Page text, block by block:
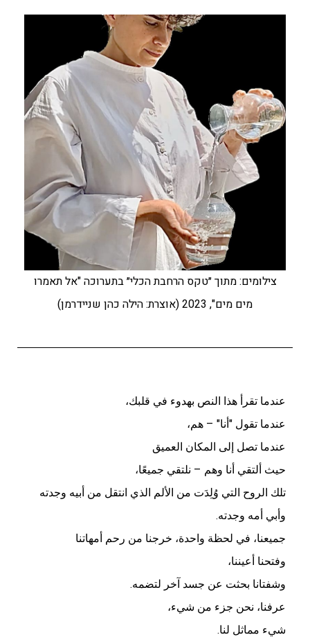
צילומים: מתוך ״טקס הרחבת הכלי״ בתערוכה "אל תאמרו
מים מים", 2023 (אוצרת: הילה כהן שניידרמן)
عندما تقرأ هذا النص بهدوء في قلبك،
عندما تقول "أنا" – هم،
عندما تصل إلى المكان العميق
حيث ألتقي أنا وهم – نلتقي جميعًا،
تلك الروح التي وُلِدَت من الألم الذي انتقل من أبيه وجدته
وأبي أمه وجدته.
جميعنا، في لحظة واحدة، خرجنا من رحم أمهاتنا
وفتحنا أعيننا،
وشفتانا بحثت عن جسد آخر لتضمه.
عرفنا، نحن جزء من شيء،
شيء مماثل لنا.